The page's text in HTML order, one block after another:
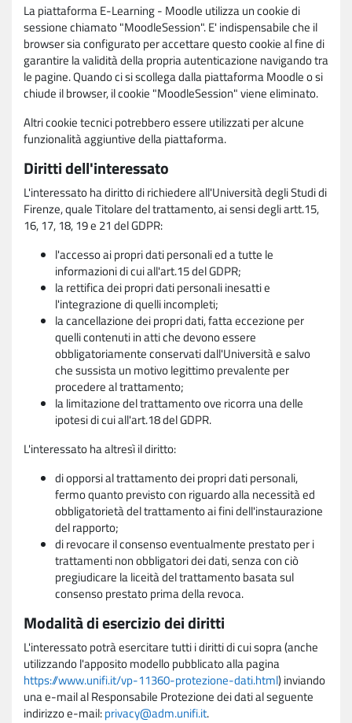
La piattaforma E-Learning - Moodle utilizza un cookie di
sessione chiamato "MoodleSession". E' indispensabile che il
browser sia configurato per accettare questo cookie al fine di
garantire la validità della propria autenticazione navigando tra
le pagine. Quando ci si scollega dalla piattaforma Moodle o si
chiude il browser, il cookie "MoodleSession" viene eliminato.
Altri cookie tecnici potrebbero essere utilizzati per alcune
funzionalità aggiuntive della piattaforma.
Diritti dell'interessato
L'interessato ha diritto di richiedere all'Università degli Studi di
Firenze, quale Titolare del trattamento, ai sensi degli artt.15,
16, 17, 18, 19 e 21 del GDPR:
l'accesso ai propri dati personali ed a tutte le
informazioni di cui all'art.15 del GDPR;
la rettifica dei propri dati personali inesatti e
l'integrazione di quelli incompleti;
la cancellazione dei propri dati, fatta eccezione per
quelli contenuti in atti che devono essere
obbligatoriamente conservati dall'Università e salvo
che sussista un motivo legittimo prevalente per
procedere al trattamento;
la limitazione del trattamento ove ricorra una delle
ipotesi di cui all'art.18 del GDPR.
L'interessato ha altresì il diritto:
di opporsi al trattamento dei propri dati personali,
fermo quanto previsto con riguardo alla necessità ed
obbligatorietà del trattamento ai fini dell'instaurazione
del rapporto;
di revocare il consenso eventualmente prestato per i
trattamenti non obbligatori dei dati, senza con ciò
pregiudicare la liceità del trattamento basata sul
consenso prestato prima della revoca.
Modalità di esercizio dei diritti
L'interessato potrà esercitare tutti i diritti di cui sopra (anche
utilizzando l'apposito modello pubblicato alla pagina
https://www.unifi.it/vp-11360-protezione-dati.html) inviando
una e-mail al Responsabile Protezione dei dati al seguente
indirizzo e-mail:privacy@adm.unifi.it.